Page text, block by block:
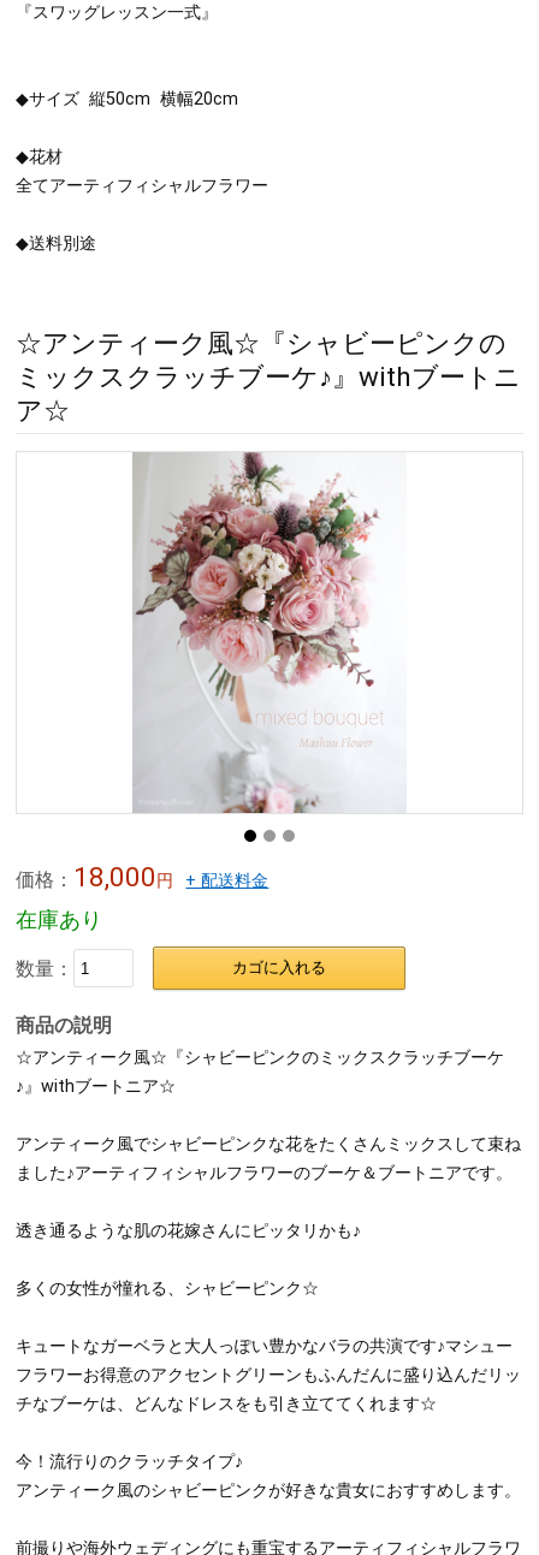
『スワッグレッスン一式』
◆サイズ 縦50cm 横幅20cm
◆花材
全てアーティフィシャルフラワー
◆送料別途
☆アンティーク風☆『シャビーピンクの
ミックスクラッチブーケ♪』withブートニ
ア☆
価格： 18,000円 + 配送料金
在庫あり
数量： カゴに入れる
商品の説明
☆アンティーク風☆『シャビーピンクのミックスクラッチブーケ
♪』withブートニア☆
アンティーク風でシャビーピンクな花をたくさんミックスして束ね
ました♪アーティフィシャルフラワーのブーケ＆ブートニアです。
透き通るような肌の花嫁さんにピッタリかも♪
多くの女性が憧れる、シャビーピンク☆
キュートなガーベラと大人っぽい豊かなバラの共演です♪マシュー
フラワーお得意のアクセントグリーンもふんだんに盛り込んだリッ
チなブーケは、どんなドレスをも引き立ててくれます☆
今！流行りのクラッチタイプ♪
アンティーク風のシャビーピンクが好きな貴女におすすめします。
前撮りや海外ウェディングにも重宝するアーティフィシャルフラワ